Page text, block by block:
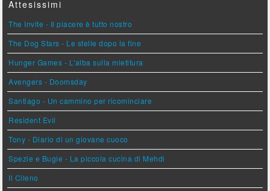
Attesissimi
The Invite - Il piacere è tutto nostro
The Dog Stars - Le stelle dopo la fine
Hunger Games - L'alba sulla mietitura
Avengers - Doomsday
Santiago - Un cammino per ricominciare
Resident Evil
Tony - Diario di un giovane cuoco
Spezie e Bugie - La piccola cucina di Mehdi
Il Cileno